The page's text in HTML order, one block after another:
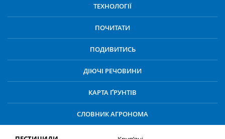
ТЕХНОЛОГІЇ
ПОЧИТАТИ
ПОДИВИТИСЬ
ДІЮЧІ РЕЧОВИНИ
КАРТА ҐРУНТІВ
СЛОВНИК АГРОНОМА